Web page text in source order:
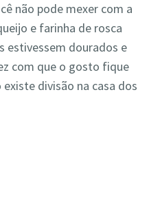
não pode mexer com a
e farinha de rosca
estivessem dourados e
com que o gosto fique
divisão na casa dos